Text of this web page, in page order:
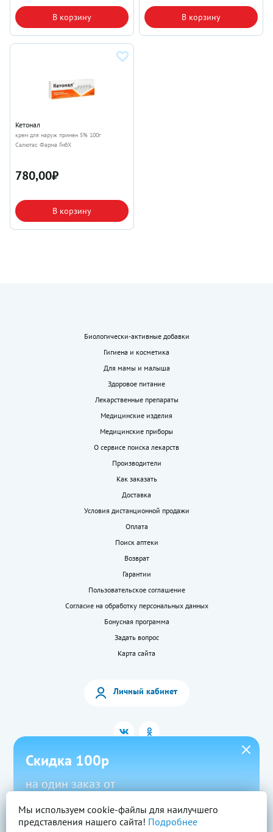
В корзину В корзину
Кетонал
крем для наруж примен 5% 100г
Салютас Фарма ГмбХ
780,00₽
В корзину
Биологически-активные добавки
Гигиена и косметика
Для мамы и малыша
Здоровое питание
Лекарственные препараты
Медицинские изделия
Медицинские приборы
О сервисе поиска лекарств
Производители
Как заказать
Доставка
Условия дистанционной продажи
Оплата
Поиск аптеки
Возврат
Гарантии
Пользовательское соглашение
Согласие на обработку персональных данных
Бонусная программа
Задать вопрос
Карта сайта
Личный кабинет
2026 © «LEKkupi»
Все права защищены.
Вся информация на сайте — собственность ООО «Моя аптека». Публикация с
Мы используем cookie-файлы для наилучшего
представления нашего сайта! Подробнее
Скидка 100р
на один заказ от
Скачать
Промокод Новый